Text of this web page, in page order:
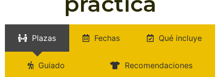
Plazas Fechas Qué incluye
Guiado Recomendaciones